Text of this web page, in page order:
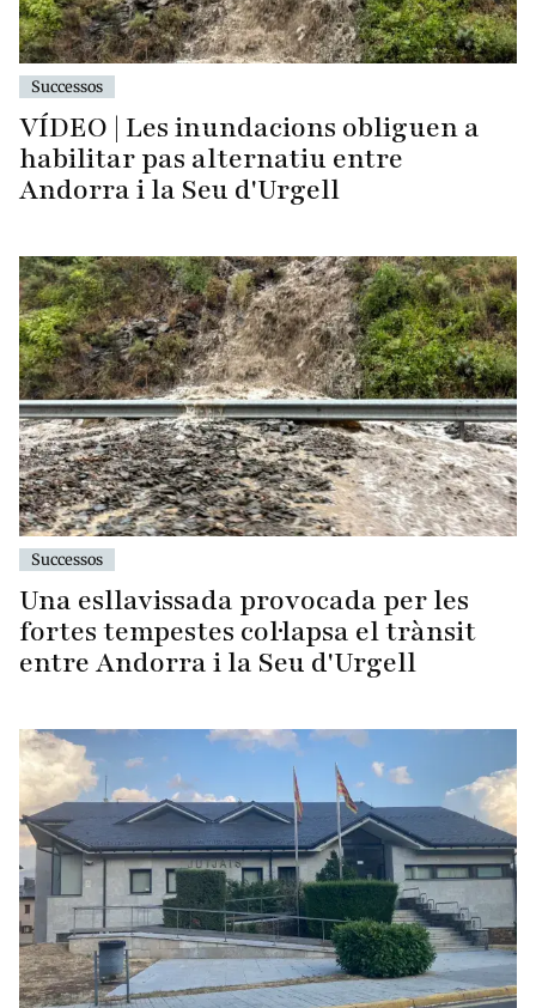
Successos
VÍDEO | Les inundacions obliguen a
habilitar pas alternatiu entre
Andorra i la Seu d'Urgell
Successos
Una esllavissada provocada per les
fortes tempestes col·lapsa el trànsit
entre Andorra i la Seu d'Urgell